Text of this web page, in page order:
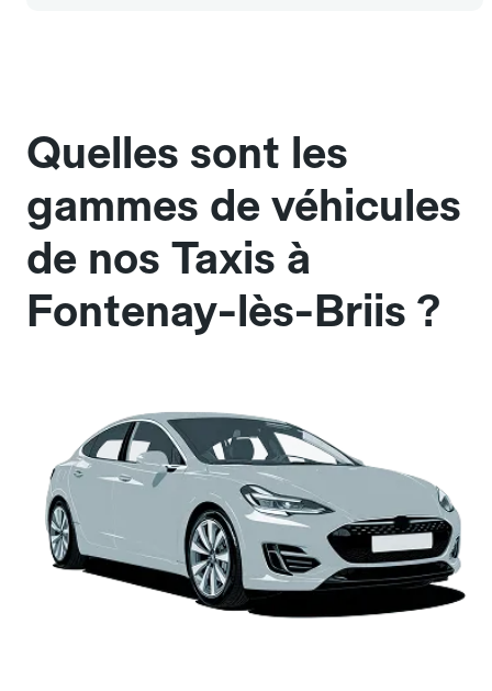
Quelles sont les
gammes de véhicules
de nos Taxis à
Fontenay-lès-Briis ?